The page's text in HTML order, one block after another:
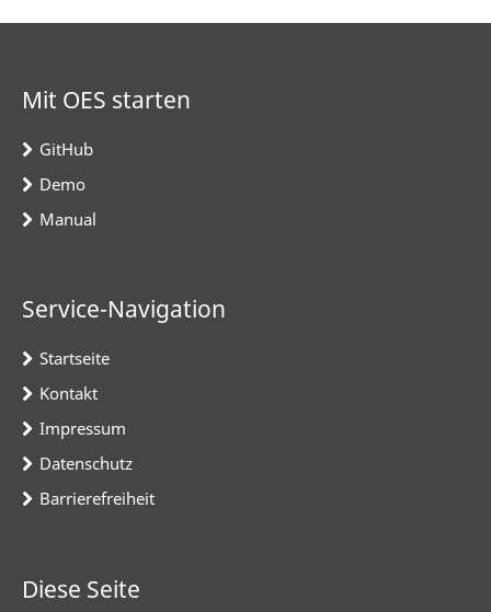
Mit OES starten
GitHub
Demo
Manual
Service-Navigation
Startseite
Kontakt
Impressum
Datenschutz
Barrierefreiheit
Diese Seite